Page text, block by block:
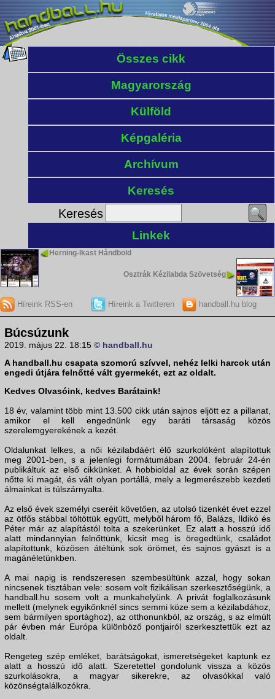
Összes cikk
Magyarország
Külföld
Képgaléria
Archívum
Keresés
Keresés
Linkek
Herning-Ikast Håndbold
Osztrák Kézilabda Szövetség
Híreink RSS-en Híreink a Twitteren handball.hu blog
Búcsúzunk
2019. május 22. 18:15 © handball.hu
A handball.hu csapata szomorú szívvel, nehéz lelki harcok után
engedi útjára felnőtté vált gyermekét, ezt az oldalt.
Kedves Olvasóink, kedves Barátaink!
18 év, valamint több mint 13.500 cikk után sajnos eljött ez a pillanat,
amikor el kell engednünk egy baráti társaság közös
szerelemgyerekének a kezét.
Oldalunkat lelkes, a női kézilabdáért élő szurkolóként alapítottuk
meg 2001-ben, s a jelenlegi formátumában 2004. február 24-én
publikáltuk az első cikkünket. A hobbioldal az évek során szépen
nőtte ki magát, és vált olyan portállá, mely a legmerészebb kezdeti
álmainkat is túlszárnyalta.
Az első évek személyi cseréit követően, az utolsó tizenkét évet ezzel
az ötfős stábbal töltöttük együtt, melyből három fő, Balázs, Ildikó és
Péter már az alapítástól tolta a szekerünket. Ez alatt a hosszú idő
alatt mindannyian felnőttünk, kicsit meg is öregedtünk, családot
alapítottunk, közösen átéltünk sok örömet, és sajnos gyászt is a
magánéletünkben.
A mai napig is rendszeresen szembesültünk azzal, hogy sokan
nincsenek tisztában vele: sosem volt fizikálisan szerkesztőségünk, a
handball.hu sosem volt a munkahelyünk. A privát foglalkozásunk
mellett (melynek egyikőnknél sincs semmi köze sem a kézilabdához,
sem bármilyen sportághoz), az otthonunkból, az ország, s az elmúlt
pár évben már Európa különböző pontjairól szerkesztettük ezt az
oldalt.
Rengeteg szép emléket, barátságokat, ismeretségeket kaptunk ez
alatt a hosszú idő alatt. Szeretettel gondolunk vissza a közös
szurkolásokra, a magyar sikerekre, az olvasókkal való
közönségtalálkozókra.